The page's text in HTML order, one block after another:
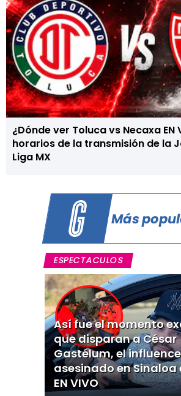
¿Dónde ver Toluca vs Necaxa EN
horarios de la transmisión de la
Liga MX
Más
ESPECTACULOS
Así fue el momento
que disparan a César
Gastélum, el
asesinado en Sinaloa
EN VIVO